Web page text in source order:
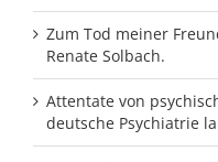
Zum Tod meiner
Renate Solbach.
Attentate von
deutsche Psychiatrie